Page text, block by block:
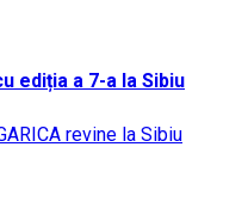
ediția a 7-a la Sibiu